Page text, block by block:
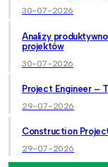
30-07-2026
Analizy
projektów
30-07-2026
Project Engineer –
29-07-2026
Construction
29-07-2026